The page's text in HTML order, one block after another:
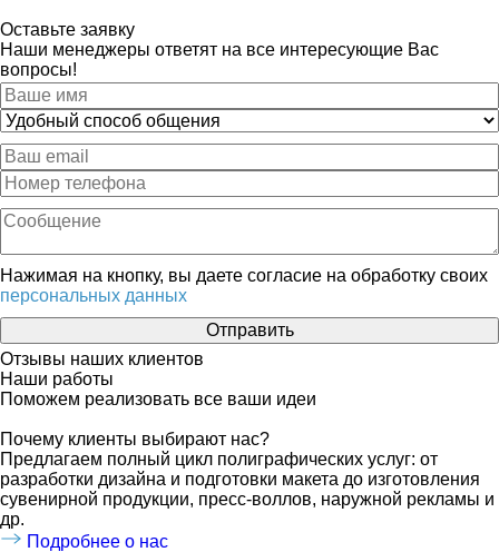
Оставьте заявку
Наши менеджеры ответят на все интересующие Вас
вопросы!
Нажимая на кнопку, вы даете согласие на обработку своих
персональных данных
Отправить
Отзывы наших клиентов
Наши работы
Поможем реализовать все ваши идеи
Почему клиенты выбирают нас?
Предлагаем полный цикл полиграфических услуг: от
разработки дизайна и подготовки макета до изготовления
сувенирной продукции, пресс-воллов, наружной рекламы и
др.
Подробнее о нас